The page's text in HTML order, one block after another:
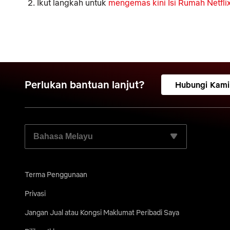
Ikut langkah untuk mengemas kini Isi Rumah
Perlukan bantuan lanjut? Hubungi Kami
PILIH BAHASA PILIHAN ANDA:
Terma Penggunaan
Privasi
Jangan Jual atau Kongsi Maklumat Peribadi Saya